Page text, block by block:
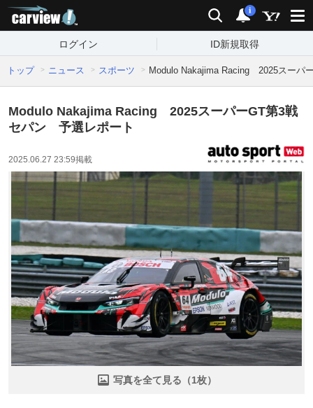
検索 通知
i
ログイン ID新規取得
トップ ニュース スポーツ Modulo Nakajima Racing 2025スーパ
Modulo Nakajima Racing 2025スーパーGT第3戦
セパン 予選レポート
2025.06.27 23:59掲載
写真を全て見る（1枚）